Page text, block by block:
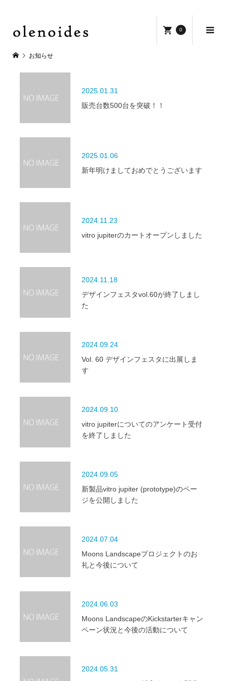
0
お知らせ
2025.01.31
販売台数500台を突破！！
2025.01.06
新年明けましておめでとうございます
2024.11.23
vitro jupiterのカートオープンしました
2024.11.18
デザインフェスタvol.60が終了しまし
た
2024.09.24
Vol. 60 デザインフェスタに出展しま
す
2024.09.10
vitro jupiterについてのアンケート受付
を終了しました
2024.09.05
新製品vitro jupiter (prototype)のペー
ジを公開しました
2024.07.04
Moons Landscapeプロジェクトのお
礼と今後について
2024.06.03
Moons LandscapeのKickstarterキャン
ペーン状況と今後の活動について
2024.05.31